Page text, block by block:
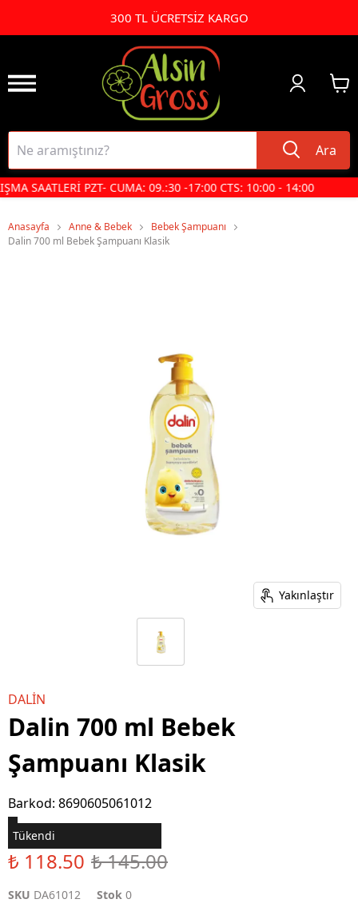
300 TL ÜCRETSİZ KARGO
Ara
SAATLERİ PZT- CUMA: 09.:30 -17:00 CTS: 10:00 - 14:00
Anasayfa Anne & Bebek
Bebek Şampuanı
Dalin 700 ml Bebek Şampuanı Klasik
Yakınlaştır
DALİN
Dalin 700 ml Bebek
Şampuanı Klasik
Barkod: 8690605061012
Tükendi
₺ 118.50 ₺ 145.00
SKU DA61012 Stok 0